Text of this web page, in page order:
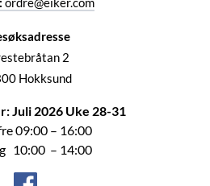
2
Hokksund
Juli 2026 Uke 28-31
09:00 – 16:00
10:00 – 14:00